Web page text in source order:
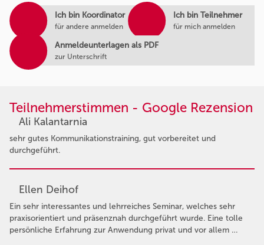
Ich bin Koordinator
für andere anmelden
Ich bin Teilnehmer
für mich anmelden
Anmeldeunterlagen als PDF
zur Unterschrift
Teilnehmerstimmen - Google Rezension
Ali Kalantarnia
sehr gutes Kommunikationstraining, gut vorbereitet und
durchgeführt.
Ellen Deihof
Ein sehr interessantes und lehrreiches Seminar, welches sehr
praxisorientiert und präsenznah durchgeführt wurde. Eine tolle
persönliche Erfahrung zur Anwendung privat und vor allem …